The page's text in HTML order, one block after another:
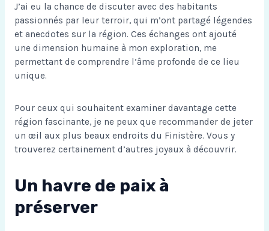
J’ai eu la chance de discuter avec des habitants
passionnés par leur terroir, qui m’ont partagé légendes
et anecdotes sur la région. Ces échanges ont ajouté
une dimension humaine à mon exploration, me
permettant de comprendre l’âme profonde de ce lieu
unique.
Pour ceux qui souhaitent examiner davantage cette
région fascinante, je ne peux que recommander de jeter
un œil aux plus beaux endroits du Finistère. Vous y
trouverez certainement d’autres joyaux à découvrir.
Un havre de paix à
préserver